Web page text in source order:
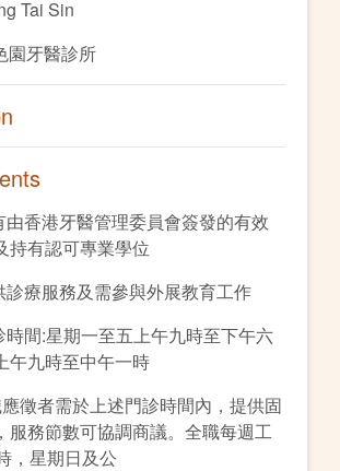
Tai Sin
園牙醫診所
牙醫管理委員會簽發的有效
持有認可專業學位
務及需參與外展教育工作
期一至五上午九時至下午六
午九時至中午一時
需於上述門診時間內，提供固
服務節數可協調商議。全職每週工
，星期日及公